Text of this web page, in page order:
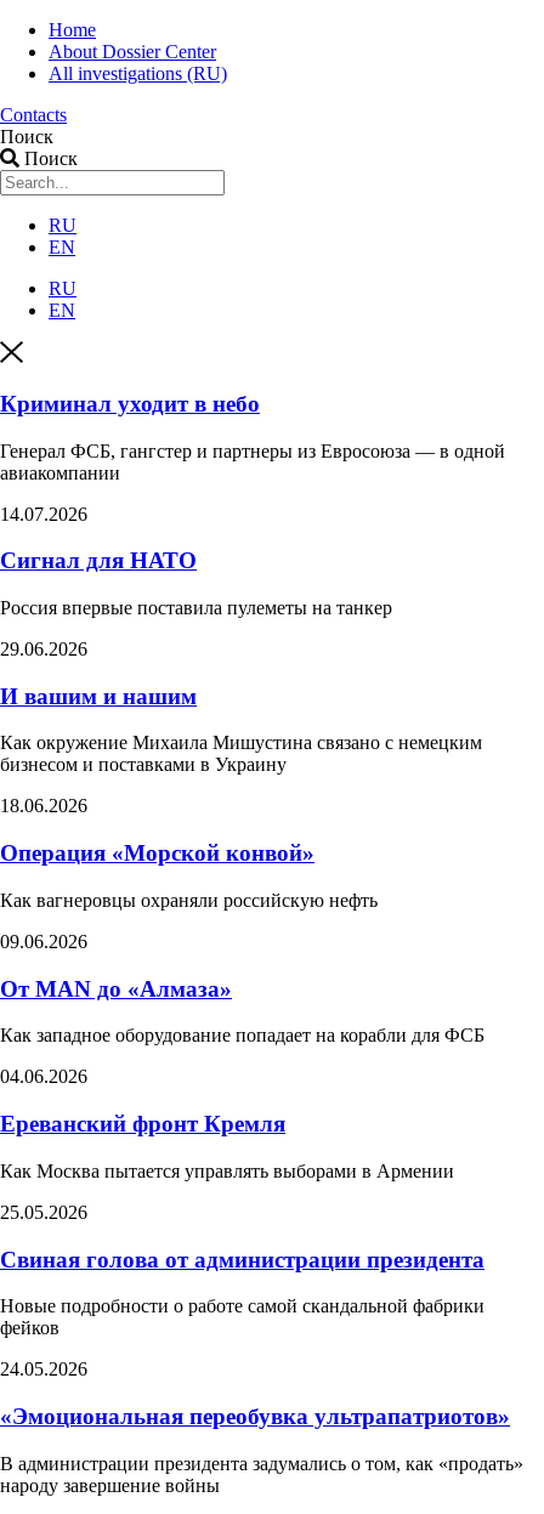
Home
About Dossier Center
All investigations (RU)
Contacts
Поиск
Поиск
RU
EN
RU
EN
Криминал уходит в небо
Генерал ФСБ, гангстер и партнеры из Евросоюза — в одной
авиакомпании
14.07.2026
Сигнал для НАТО
Россия впервые поставила пулеметы на танкер​
29.06.2026
И вашим и нашим
Как окружение Михаила Мишустина связано с немецким
бизнесом и поставками в Украину
18.06.2026
Операция «Морской конвой»
Как вагнеровцы охраняли российскую нефть
09.06.2026
От MAN до «Алмаза»
Как западное оборудование попадает на корабли для ФСБ
04.06.2026
Ереванский фронт Кремля
Как Москва пытается управлять выборами в Армении​
25.05.2026
Свиная голова от администрации президента
Новые подробности о работе самой скандальной фабрики
фейков
24.05.2026
«Эмоциональная переобувка ультрапатриотов»
В администрации президента задумались о том, как «продать»
народу завершение войны